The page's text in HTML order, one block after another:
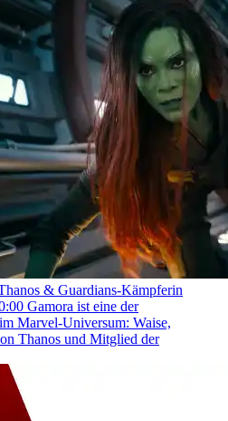
& Guardians-Kämpferin
Gamora ist eine der
Marvel-Universum: Waise,
Thanos und Mitglied der